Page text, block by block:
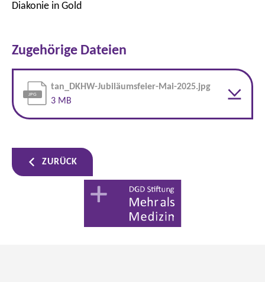
Diakonie in Gold
Zugehörige Dateien
tan_DKHW-Jubiläumsfeier-Mai-2025.jpg
3 MB
ZURÜCK